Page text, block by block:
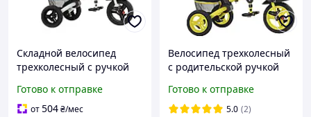
Складной велосипед
трехколесный с ручкой
зеленый
Готово к отправке
от504₴/мес
Велосипед трехколесный
с родительской ручкой
390/1 Желтый
Готово к отправке
5.0 (2)